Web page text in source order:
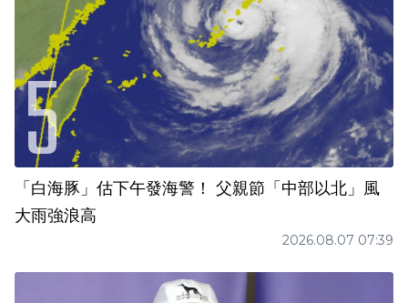
「白海豚」估下午發海警！ 父親節「中部以北」風
大雨強浪高
2026.08.07 07:39